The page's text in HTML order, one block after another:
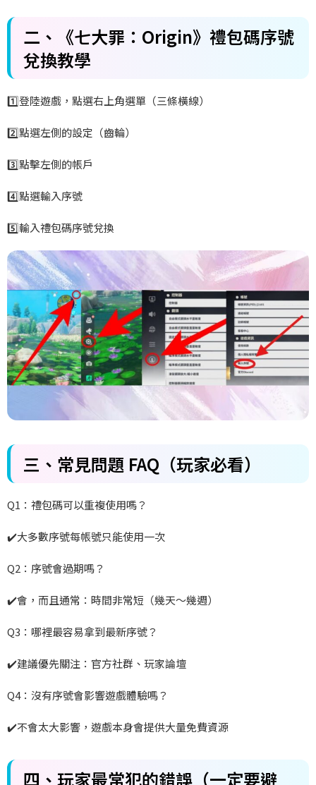
二、《七大罪：Origin》禮包碼序號
兌換教學
1️登陸遊戲，點選右上角選單（三條橫線）
2️點選左側的設定（齒輪）
3️點擊左側的帳戶
4️點選輸入序號
5️輸入禮包碼序號兌換
三、常見問題 FAQ （玩家必看）
Q1 ：禮包碼可以重複使用嗎？
✔️大多數序號每帳號只能使用一次
Q2 ：序號會過期嗎？
✔️會，而且通常：時間非常短（幾天～幾週）
Q3 ：哪裡最容易拿到最新序號？
✔️建議優先關注：官方社群、玩家論壇
Q4：沒有序號會影響遊戲體驗嗎？
✔️不會太大影響，遊戲本身會提供大量免費資源
四、玩家最常犯的錯誤（一定要避